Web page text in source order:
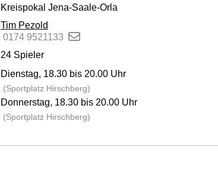
Kreispokal Jena-Saale-Orla
Tim Pezold
0174 9521133
24 Spieler
Dienstag, 18.30 bis 20.00 Uhr
(Sportplatz Hirschberg)
Donnerstag, 18.30 bis 20.00 Uhr
(Sportplatz Hirschberg)